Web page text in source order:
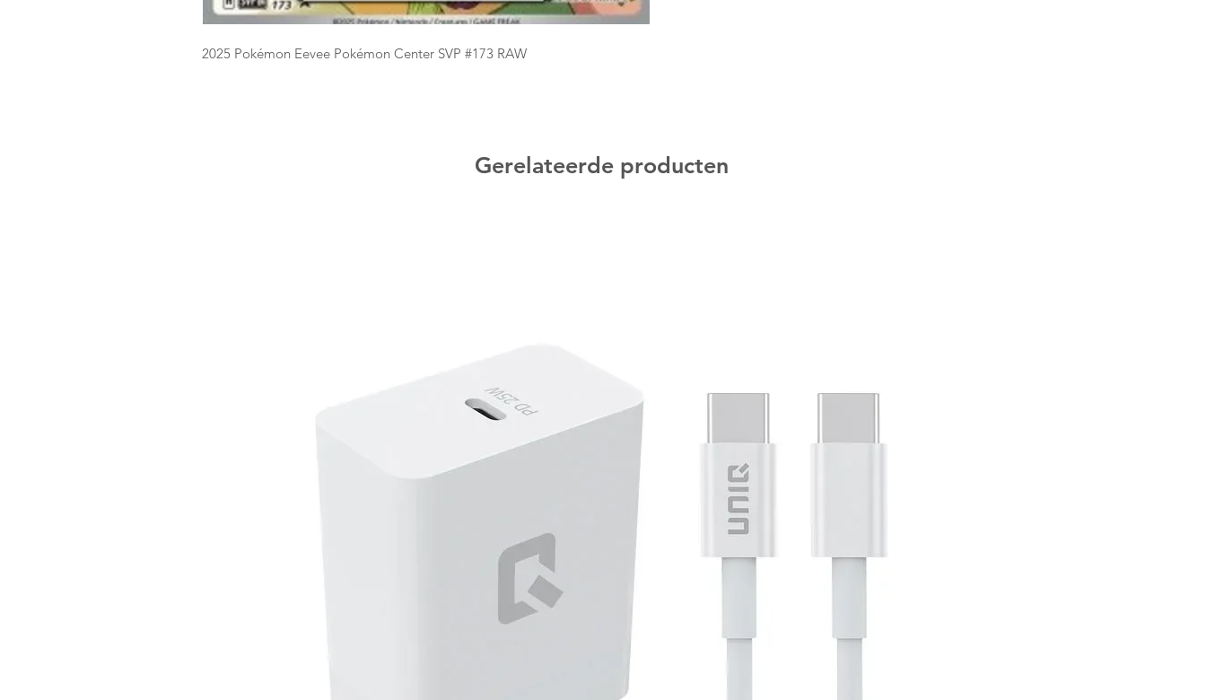
2025 Pokémon Eevee Pokémon Center SVP #173 RAW
Gerelateerde producten